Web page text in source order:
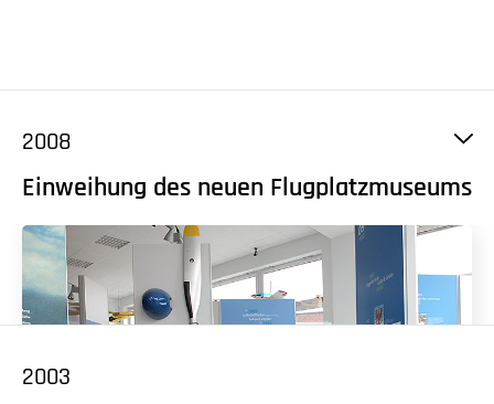
2008
Einweihung des neuen Flugplatzmuseums
2003